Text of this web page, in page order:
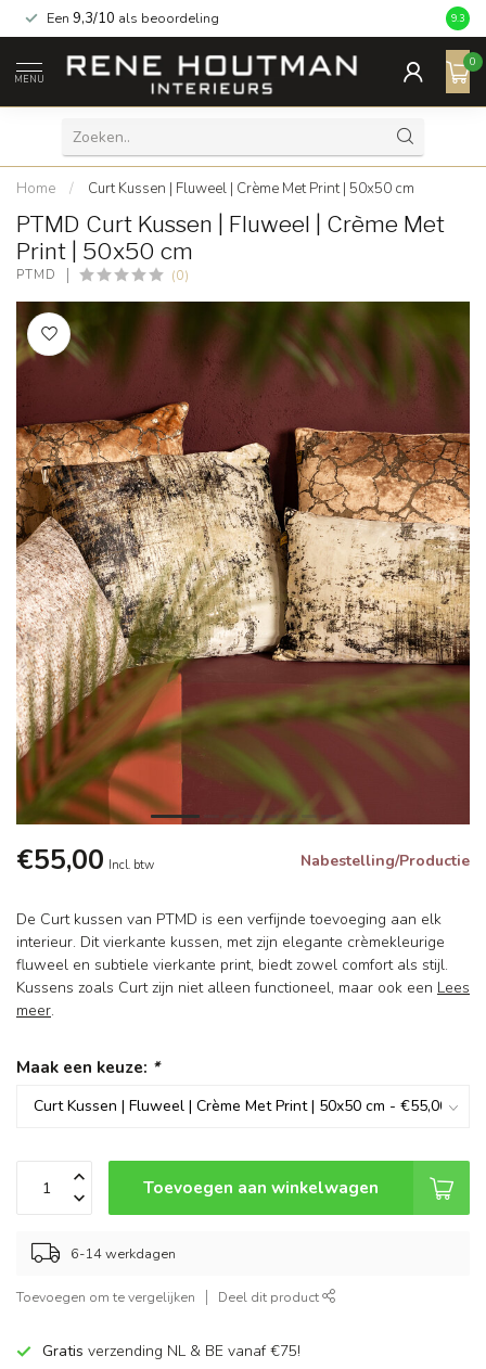
Een 9,3/10 als beoordeling 9.3
MENU
0
Home / Curt Kussen | Fluweel | Crème Met Print | 50x50 cm
PTMD Curt Kussen | Fluweel | Crème Met
Print | 50x50 cm
PTMD (0)
€55,00 Incl. btw Nabestelling/Productie
De Curt kussen van PTMD is een verfijnde toevoeging aan elk
interieur. Dit vierkante kussen, met zijn elegante crèmekleurige
fluweel en subtiele vierkante print, biedt zowel comfort als stijl.
Kussens zoals Curt zijn niet alleen functioneel, maar ook een Lees
meer.
Maak een keuze: *
Toevoegen aan winkelwagen
6-14 werkdagen
Toevoegen om te vergelijken Deel dit product
Gratis verzending NL & BE vanaf €75!